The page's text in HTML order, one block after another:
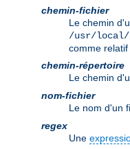
chemin-fichier
Le chemin
/usr/local/
comme
chemin-répertoire
Le chemin
nom-fichier
Le nom d'un
regex
Une